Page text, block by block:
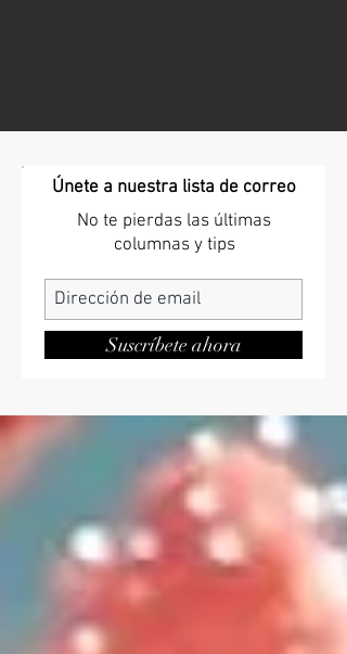
Únete a nuestra lista de correo
No te pierdas las últimas
columnas y tips
Suscríbete ahora